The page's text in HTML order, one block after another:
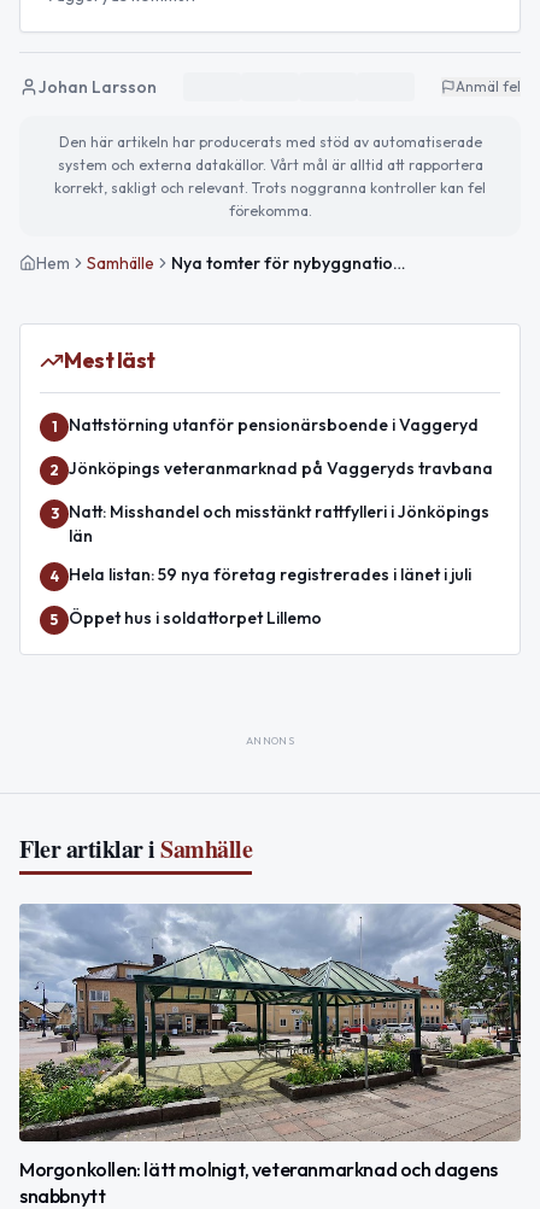
Johan Larsson Anmäl fel
Den här artikeln har producerats med stöd av automatiserade
system och externa datakällor. Vårt mål är alltid att rapportera
korrekt, sakligt och relevant. Trots noggranna kontroller kan fel
förekomma.
Hem Samhälle Nya tomter för nybyggnation släpps i Vaggeryd i juni 2026
Mest läst
1 Nattstörning utanför pensionärsboende i Vaggeryd
2 Jönköpings veteranmarknad på Vaggeryds travbana
3
Natt: Misshandel och misstänkt rattfylleri i Jönköpings
län
4 Hela listan: 59 nya företag registrerades i länet i juli
5 Öppet hus i soldattorpet Lillemo
ANNONS
Fler artiklar iSamhälle
Morgonkollen: lätt molnigt, veteranmarknad och dagens
snabbnytt